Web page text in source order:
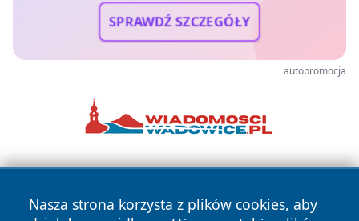
SPRAWDŹ SZCZEGÓŁY
autopromocja
Nasza strona korzysta z plików cookies, aby